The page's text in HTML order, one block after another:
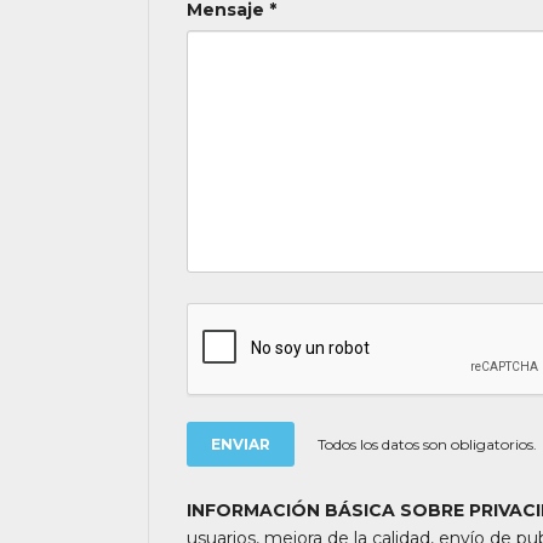
Mayores de 65 años:
Todas nuestras rutas,
acompañantes, profesionales con mucha
atender al grupo. Adicionalmente, en las
presencia de guías locales que le
atenderá en su viaje un único guía-
de la etapa. Los guías acompañantes
múltiples funciones y deben dedicación a
los momentos en que no existen servicios
Mensaje *
Todos los datos son obligatorios.
INFORMACIÓN BÁSICA SOBRE
usuarios, mejora de la calidad, envío de